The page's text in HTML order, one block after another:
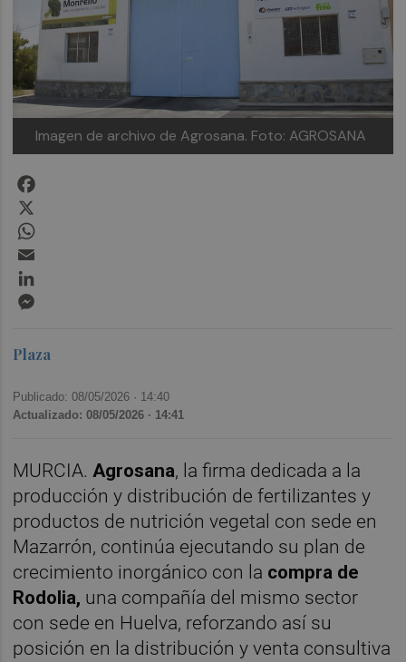
Imagen de archivo de Agrosana. Foto: AGROSANA
Plaza
Publicado: 08/05/2026 · 14:40
Actualizado: 08/05/2026 · 14:41
MURCIA.Agrosana, la firma dedicada a la
producción y distribución de fertilizantes y
productos de nutrición vegetal con sede en
Mazarrón, continúa ejecutando su plan de
crecimiento inorgánico con la compra de
Rodolia, una compañía del mismo sector
con sede en Huelva, reforzando así su
posición en la distribución y venta consultiva